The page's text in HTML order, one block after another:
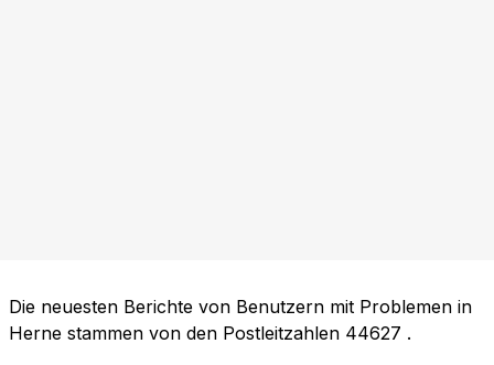
Die neuesten Berichte von Benutzern mit Problemen in
Herne stammen von den Postleitzahlen 44627 .